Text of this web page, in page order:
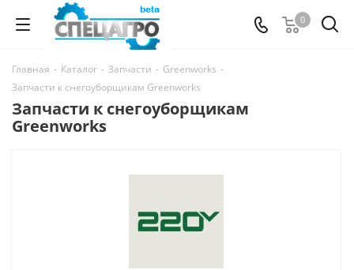
0
Главная - Каталог - Запчасти - Greenworks -
Запчасти к снегоуборщикам Greenworks
Запчасти к снегоуборщикам
Greenworks